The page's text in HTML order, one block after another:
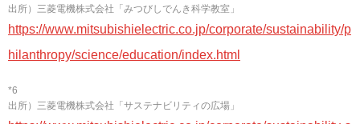
出所）三菱電機株式会社「みつびしでんき科学教室」
https://www.mitsubishielectric.co.jp/corporate/sustainability/p
hilanthropy/science/education/index.html
*6
出所）三菱電機株式会社「サステナビリティの広場」